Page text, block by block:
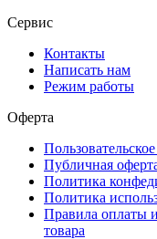
Сервис
Контакты
Написать нам
Режим работы
Оферта
Публичная
Политика
Политика
Правила оплаты
товара